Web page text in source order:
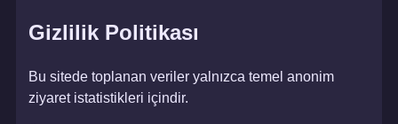
Gizlilik Politikası
Bu sitede toplanan veriler yalnızca temel anonim
ziyaret istatistikleri içindir.